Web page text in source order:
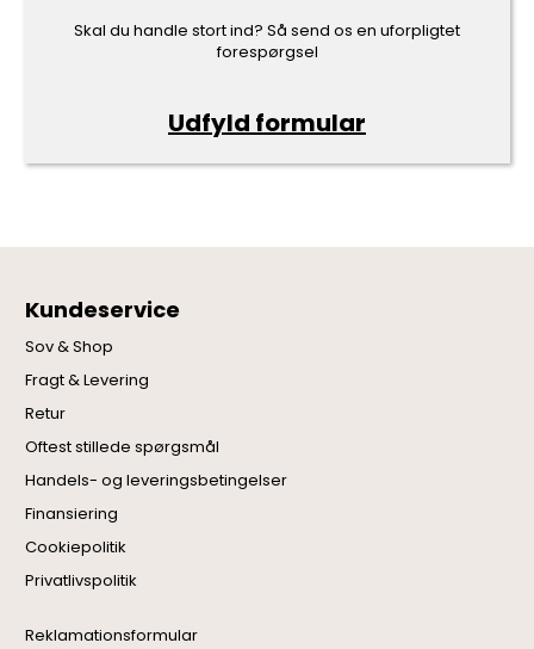
Skal du handle stort ind? Så send os en uforpligtet
forespørgsel
Udfyld formular
Kundeservice
Sov & Shop
Fragt & Levering
Retur
Oftest stillede spørgsmål
Handels- og leveringsbetingelser
Finansiering
Cookiepolitik
Privatlivspolitik
Reklamationsformular